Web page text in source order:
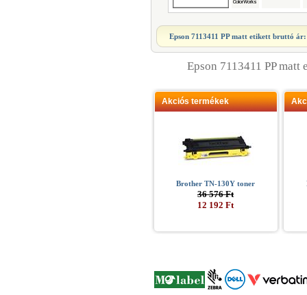
Epson 7113411 PP matt etikett bruttó
Epson 7113411 PP
Akciós termékek
Brother TN-130Y toner
36 576 Ft
12 192 Ft